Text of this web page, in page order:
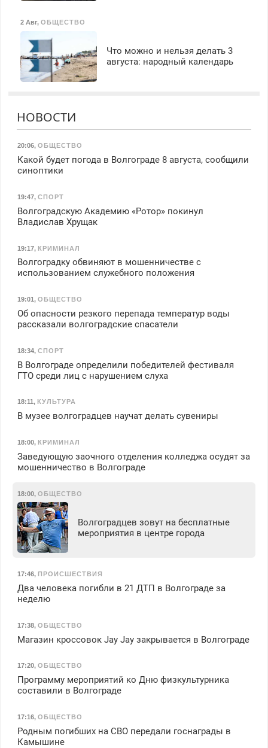
2 Авг, ОБЩЕСТВО
Что можно и нельзя делать 3
августа: народный календарь
НОВОСТИ
20:06, ОБЩЕСТВО
Какой будет погода в Волгограде 8 августа, сообщили
синоптики
19:47, СПОРТ
Волгоградскую Академию «Ротор» покинул
Владислав Хрущак
19:17, КРИМИНАЛ
Волгоградку обвиняют в мошенничестве с
использованием служебного положения
19:01, ОБЩЕСТВО
Об опасности резкого перепада температур воды
рассказали волгоградские спасатели
18:34, СПОРТ
В Волгограде определили победителей фестиваля
ГТО среди лиц с нарушением слуха
18:11 , КУЛЬТУРА
В музее волгоградцев научат делать сувениры
18:00, КРИМИНАЛ
Заведующую заочного отделения колледжа осудят за
мошенничество в Волгограде
18:00, ОБЩЕСТВО
Волгоградцев зовут на бесплатные
мероприятия в центре города
17:46, ПРОИСШЕСТВИЯ
Два человека погибли в 21 ДТП в Волгограде за
неделю
17:38, ОБЩЕСТВО
Магазин кроссовок Jay Jay закрывается в Волгограде
17:20, ОБЩЕСТВО
Программу мероприятий ко Дню физкультурника
составили в Волгограде
17:16, ОБЩЕСТВО
Родным погибших на СВО передали госнаграды в
Камышине